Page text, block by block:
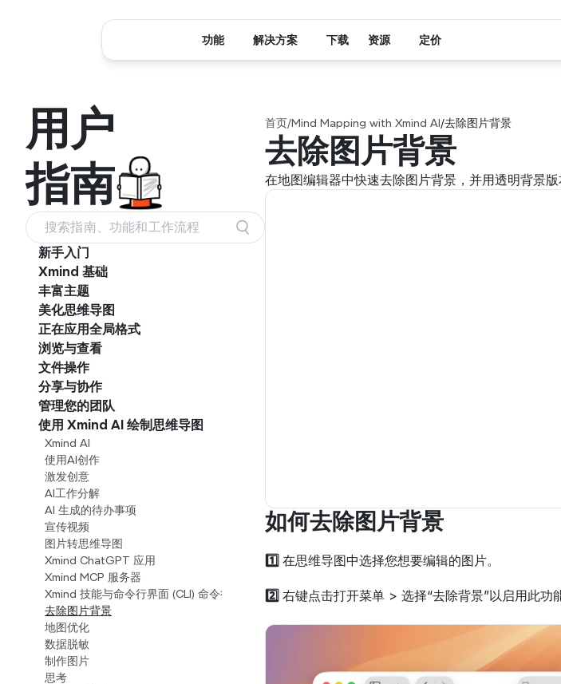
用户
指南
搜索指南、功能和工作流程
新手入门
Xmind 基础
丰富主题
美化思维导图
正在应用全局格式
浏览与查看
文件操作
分享与协作
管理您的团队
使用 Xmind AI 绘制思维导图
Xmind AI
使用AI创作
激发创意
AI工作分解
AI 生成的待办事项
宣传视频
图片转思维导图
Xmind ChatGPT 应用
Xmind MCP 服务器
Xmind 技能与命令行界面 (CLI) 命令行工具)
去除图片背景
地图优化
数据脱敏
制作图片
思考
首页/Mind Mapping with Xmind AI /去除图片背景
去除图片背景
在地图编辑器中快速去除图片背景，并用透明背景版
如何去除图片背景
1️⃣ 在思维导图中选择您想要编辑的图片。
2️⃣ 右键点击打开菜单 > 选择“去除背景”以启用此功
功能 解决方案 下载 资源 定价